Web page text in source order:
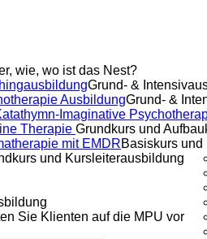
wie, wo ist das Nest?
Grund- &
AusbildungGrund- &
Imaginative
Therapie Grundkurs und
mit EMDRBasiskurs
und Kursleiterausbildung
Sie Klienten auf die MPU vor